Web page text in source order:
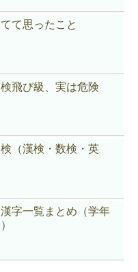
て思ったこと
飛び級、実は危険
（漢検・数検・英
字一覧まとめ（学年